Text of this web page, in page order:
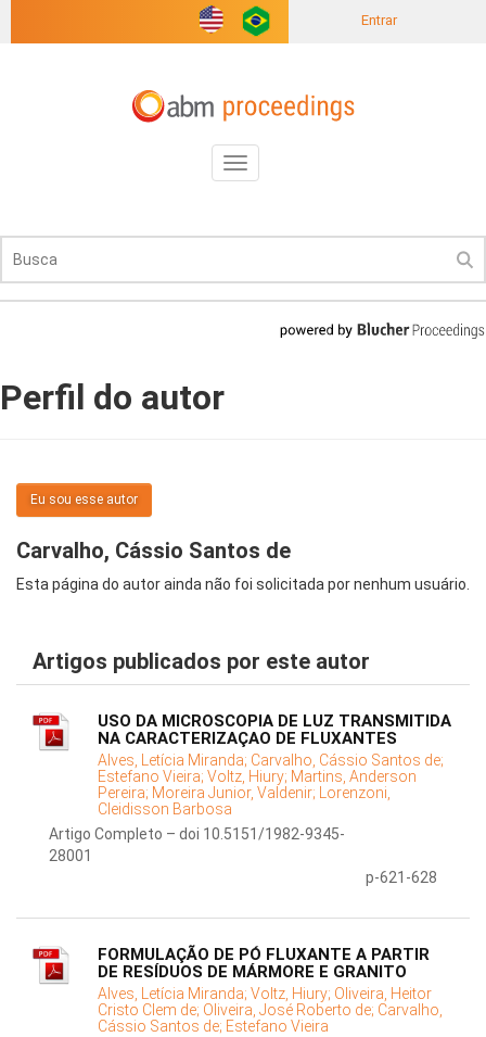
Entrar
Toggle
navigation
Perfil do autor
Eu sou esse autor
Carvalho, Cássio Santos de
Esta página do autor ainda não foi solicitada por nenhum usuário.
Artigos publicados por este autor
USO DA MICROSCOPIA DE LUZ TRANSMITIDA
NA CARACTERIZAÇAO DE FLUXANTES
Alves, Letícia Miranda; Carvalho, Cássio Santos de;
Estefano Vieira; Voltz, Hiury; Martins, Anderson
Pereira; Moreira Junior, Valdenir; Lorenzoni,
Cleidisson Barbosa
Artigo Completo – doi 10.5151/1982-9345-
28001
p-621-628
FORMULAÇÃO DE PÓ FLUXANTE A PARTIR
DE RESÍDUOS DE MÁRMORE E GRANITO
Alves, Letícia Miranda; Voltz, Hiury; Oliveira, Heitor
Cristo Clem de; Oliveira, José Roberto de; Carvalho,
Cássio Santos de; Estefano Vieira